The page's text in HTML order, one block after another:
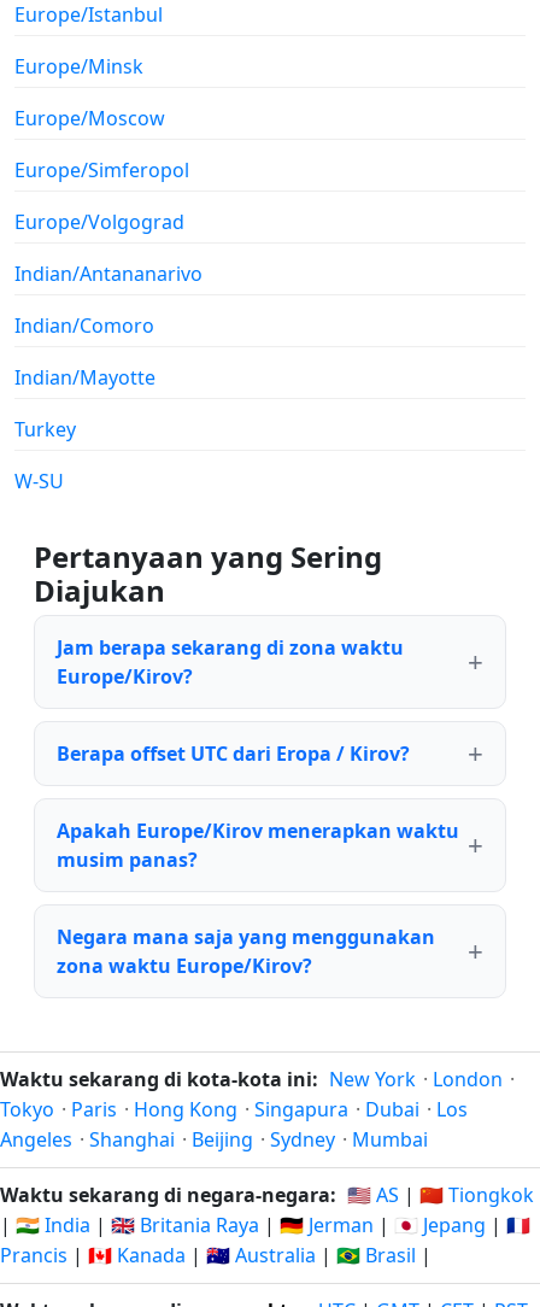
Europe/Istanbul
Europe/Minsk
Europe/Moscow
Europe/Simferopol
Europe/Volgograd
Indian/Antananarivo
Indian/Comoro
Indian/Mayotte
Turkey
W-SU
Pertanyaan yang Sering
Diajukan
Jam berapa sekarang di zona waktu
Europe/Kirov?
Berapa offset UTC dari Eropa / Kirov?
Apakah Europe/Kirov menerapkan waktu
musim panas?
Negara mana saja yang menggunakan
zona waktu Europe/Kirov?
Waktu sekarang di kota-kota ini: New York · London ·
Tokyo · Paris · Hong Kong · Singapura · Dubai · Los
Angeles · Shanghai · Beijing · Sydney · Mumbai
Waktu sekarang di negara-negara: 🇺🇸 AS | 🇨🇳 Tiongkok
| 🇮🇳 India | 🇬🇧 Britania Raya | 🇩🇪 Jerman | 🇯🇵 Jepang | 🇫🇷
Prancis | 🇨🇦 Kanada | 🇦🇺 Australia | 🇧🇷 Brasil |